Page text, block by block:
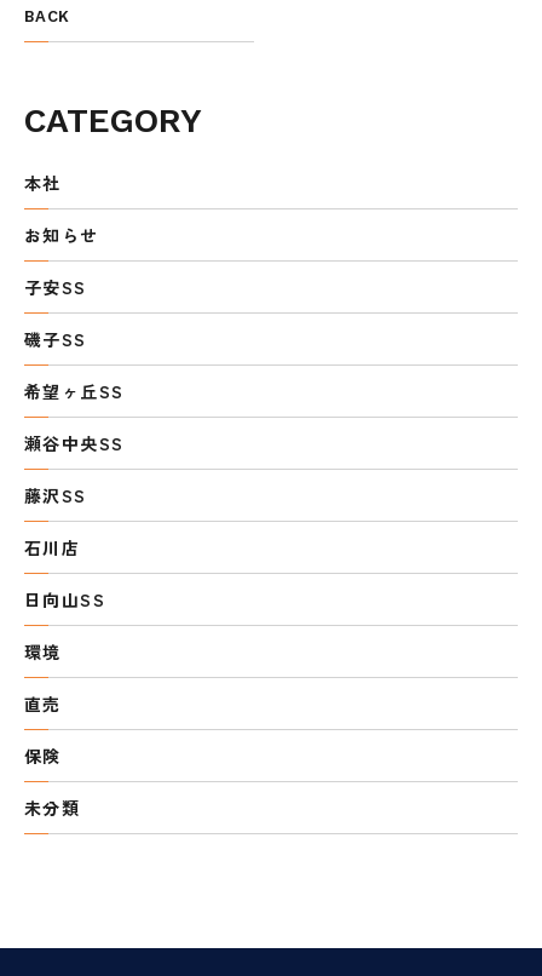
BACK
CATEGORY
本社
お知らせ
子安SS
磯子SS
希望ヶ丘SS
瀬谷中央SS
藤沢SS
石川店
日向山SS
環境
直売
保険
未分類